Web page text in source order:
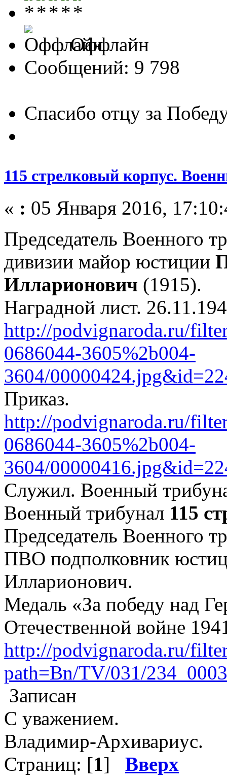
Оффлайн
Сообщений: 9 798
Спасибо отцу за
115 стрелковый корпус.
« : 05 Января 2016,
Председатель Военного
дивизии майор юстиции
Илларионович (1915).
Наградной лист.
http://podvignaroda.ru/
0686044-3605%2b004-
3604/
Приказ.
http://podvignaroda.ru/
0686044-3605%2b004-
3604/
Служил. Военный
Военный трибунал 115
Председатель Военного
ПВО подполковник
Илларионович.
Медаль «За победу над
Отечественной войне
http://podvignaroda.ru/
path=Bn/TV/031/
Записан
С уважением.
Владимир-Архивариус.
Страниц: [1] Вверх